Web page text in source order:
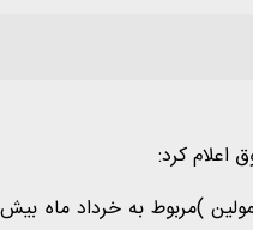
اعلام کرد: